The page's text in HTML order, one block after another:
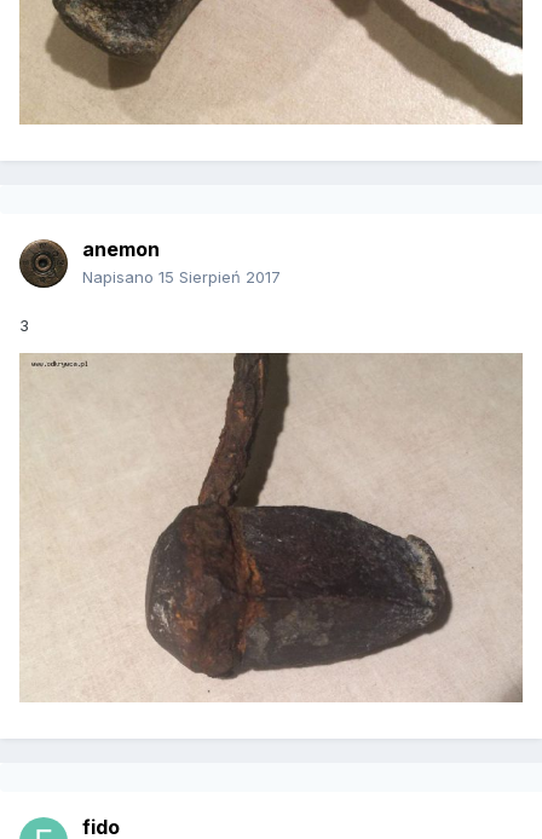
anemon
Napisano 15 Sierpień 2017
3
fido